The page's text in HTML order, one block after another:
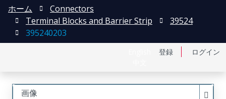
登録 ログイン
ホーム
Connectors
Terminal Blocks and Barrier Strip
39524
395240203
画像